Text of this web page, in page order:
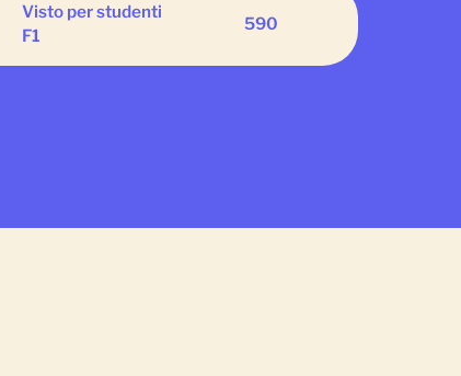
Visto per studenti
F1
590